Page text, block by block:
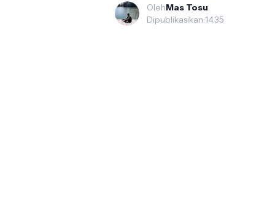
OlehMas Tosu
Dipublikasikan:14.35